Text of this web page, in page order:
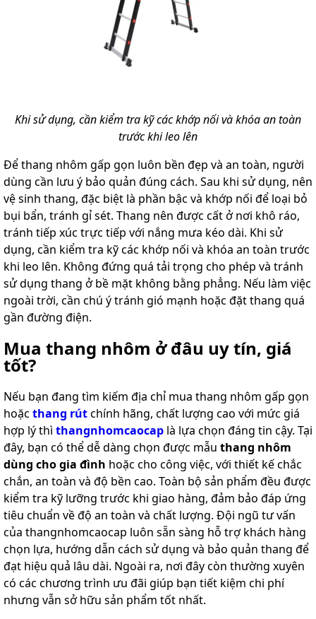
Khi sử dụng, cần kiểm tra kỹ các khớp nối và khóa an toàn
trước khi leo lên
Để thang nhôm gấp gọn luôn bền đẹp và an toàn, người
dùng cần lưu ý bảo quản đúng cách. Sau khi sử dụng, nên
vệ sinh thang, đặc biệt là phần bậc và khớp nối để loại bỏ
bụi bẩn, tránh gỉ sét. Thang nên được cất ở nơi khô ráo,
tránh tiếp xúc trực tiếp với nắng mưa kéo dài. Khi sử
dụng, cần kiểm tra kỹ các khớp nối và khóa an toàn trước
khi leo lên. Không đứng quá tải trọng cho phép và tránh
sử dụng thang ở bề mặt không bằng phẳng. Nếu làm việc
ngoài trời, cần chú ý tránh gió mạnh hoặc đặt thang quá
gần đường điện.
Mua thang nhôm ở đâu uy tín, giá
tốt?
Nếu bạn đang tìm kiếm địa chỉ mua thang nhôm gấp gọn
hoặc thang rútchính hãng, chất lượng cao với mức giá
hợp lý thì thangnhomcaocap là lựa chọn đáng tin cậy. Tại
đây, bạn có thể dễ dàng chọn được mẫu thang nhôm
dùng cho gia đình hoặc cho công việc, với thiết kế chắc
chắn, an toàn và độ bền cao. Toàn bộ sản phẩm đều được
kiểm tra kỹ lưỡng trước khi giao hàng, đảm bảo đáp ứng
tiêu chuẩn về độ an toàn và chất lượng. Đội ngũ tư vấn
của thangnhomcaocap luôn sẵn sàng hỗ trợ khách hàng
chọn lựa, hướng dẫn cách sử dụng và bảo quản thang để
đạt hiệu quả lâu dài. Ngoài ra, nơi đây còn thường xuyên
có các chương trình ưu đãi giúp bạn tiết kiệm chi phí
nhưng vẫn sở hữu sản phẩm tốt nhất.